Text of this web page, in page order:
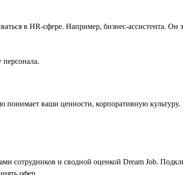
в HR-сфере. Например, бизнес-ассистента.
персонала.
понимает ваши ценности, корпоративную культуру.
сотрудников и сводной оценкой Dream Job.
офер.